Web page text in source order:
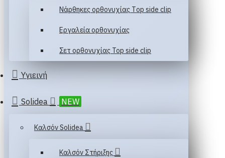
Νάρθηκες ορθονυχίας Τop side clip
Εργαλεία ορθονυχίας
Σετ ορθονυχίας Top side clip
Υγιεινή
Solidea NEW
Καλσόν Solidea
Καλσόν Στήριξης